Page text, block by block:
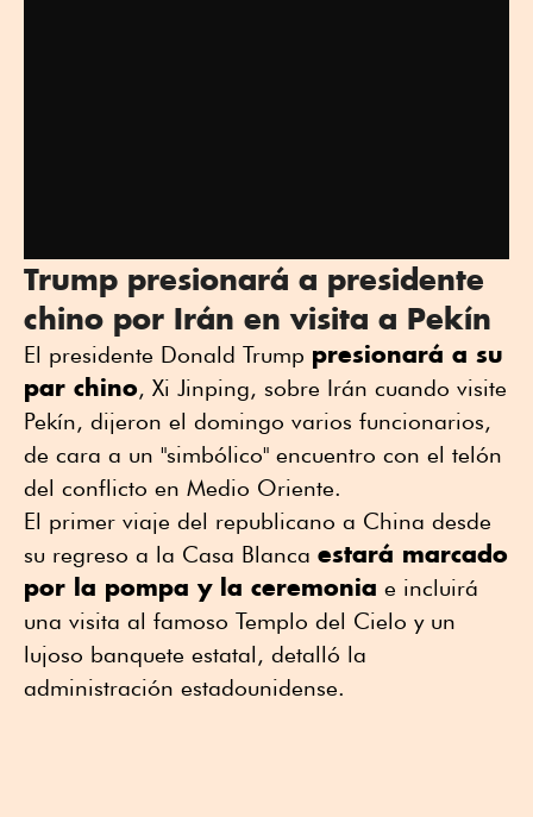
Trump presionará a presidente
chino por Irán en visita a Pekín
El presidente Donald Trump presionará a su
par chino, Xi Jinping, sobre Irán cuando visite
Pekín, dijeron el domingo varios funcionarios,
de cara a un "simbólico" encuentro con el telón
del conflicto en Medio Oriente.
El primer viaje del republicano a China desde
su regreso a la Casa Blanca estará marcado
por la pompa y la ceremonia e incluirá
una visita al famoso Templo del Cielo y un
lujoso banquete estatal, detalló la
administración estadounidense.